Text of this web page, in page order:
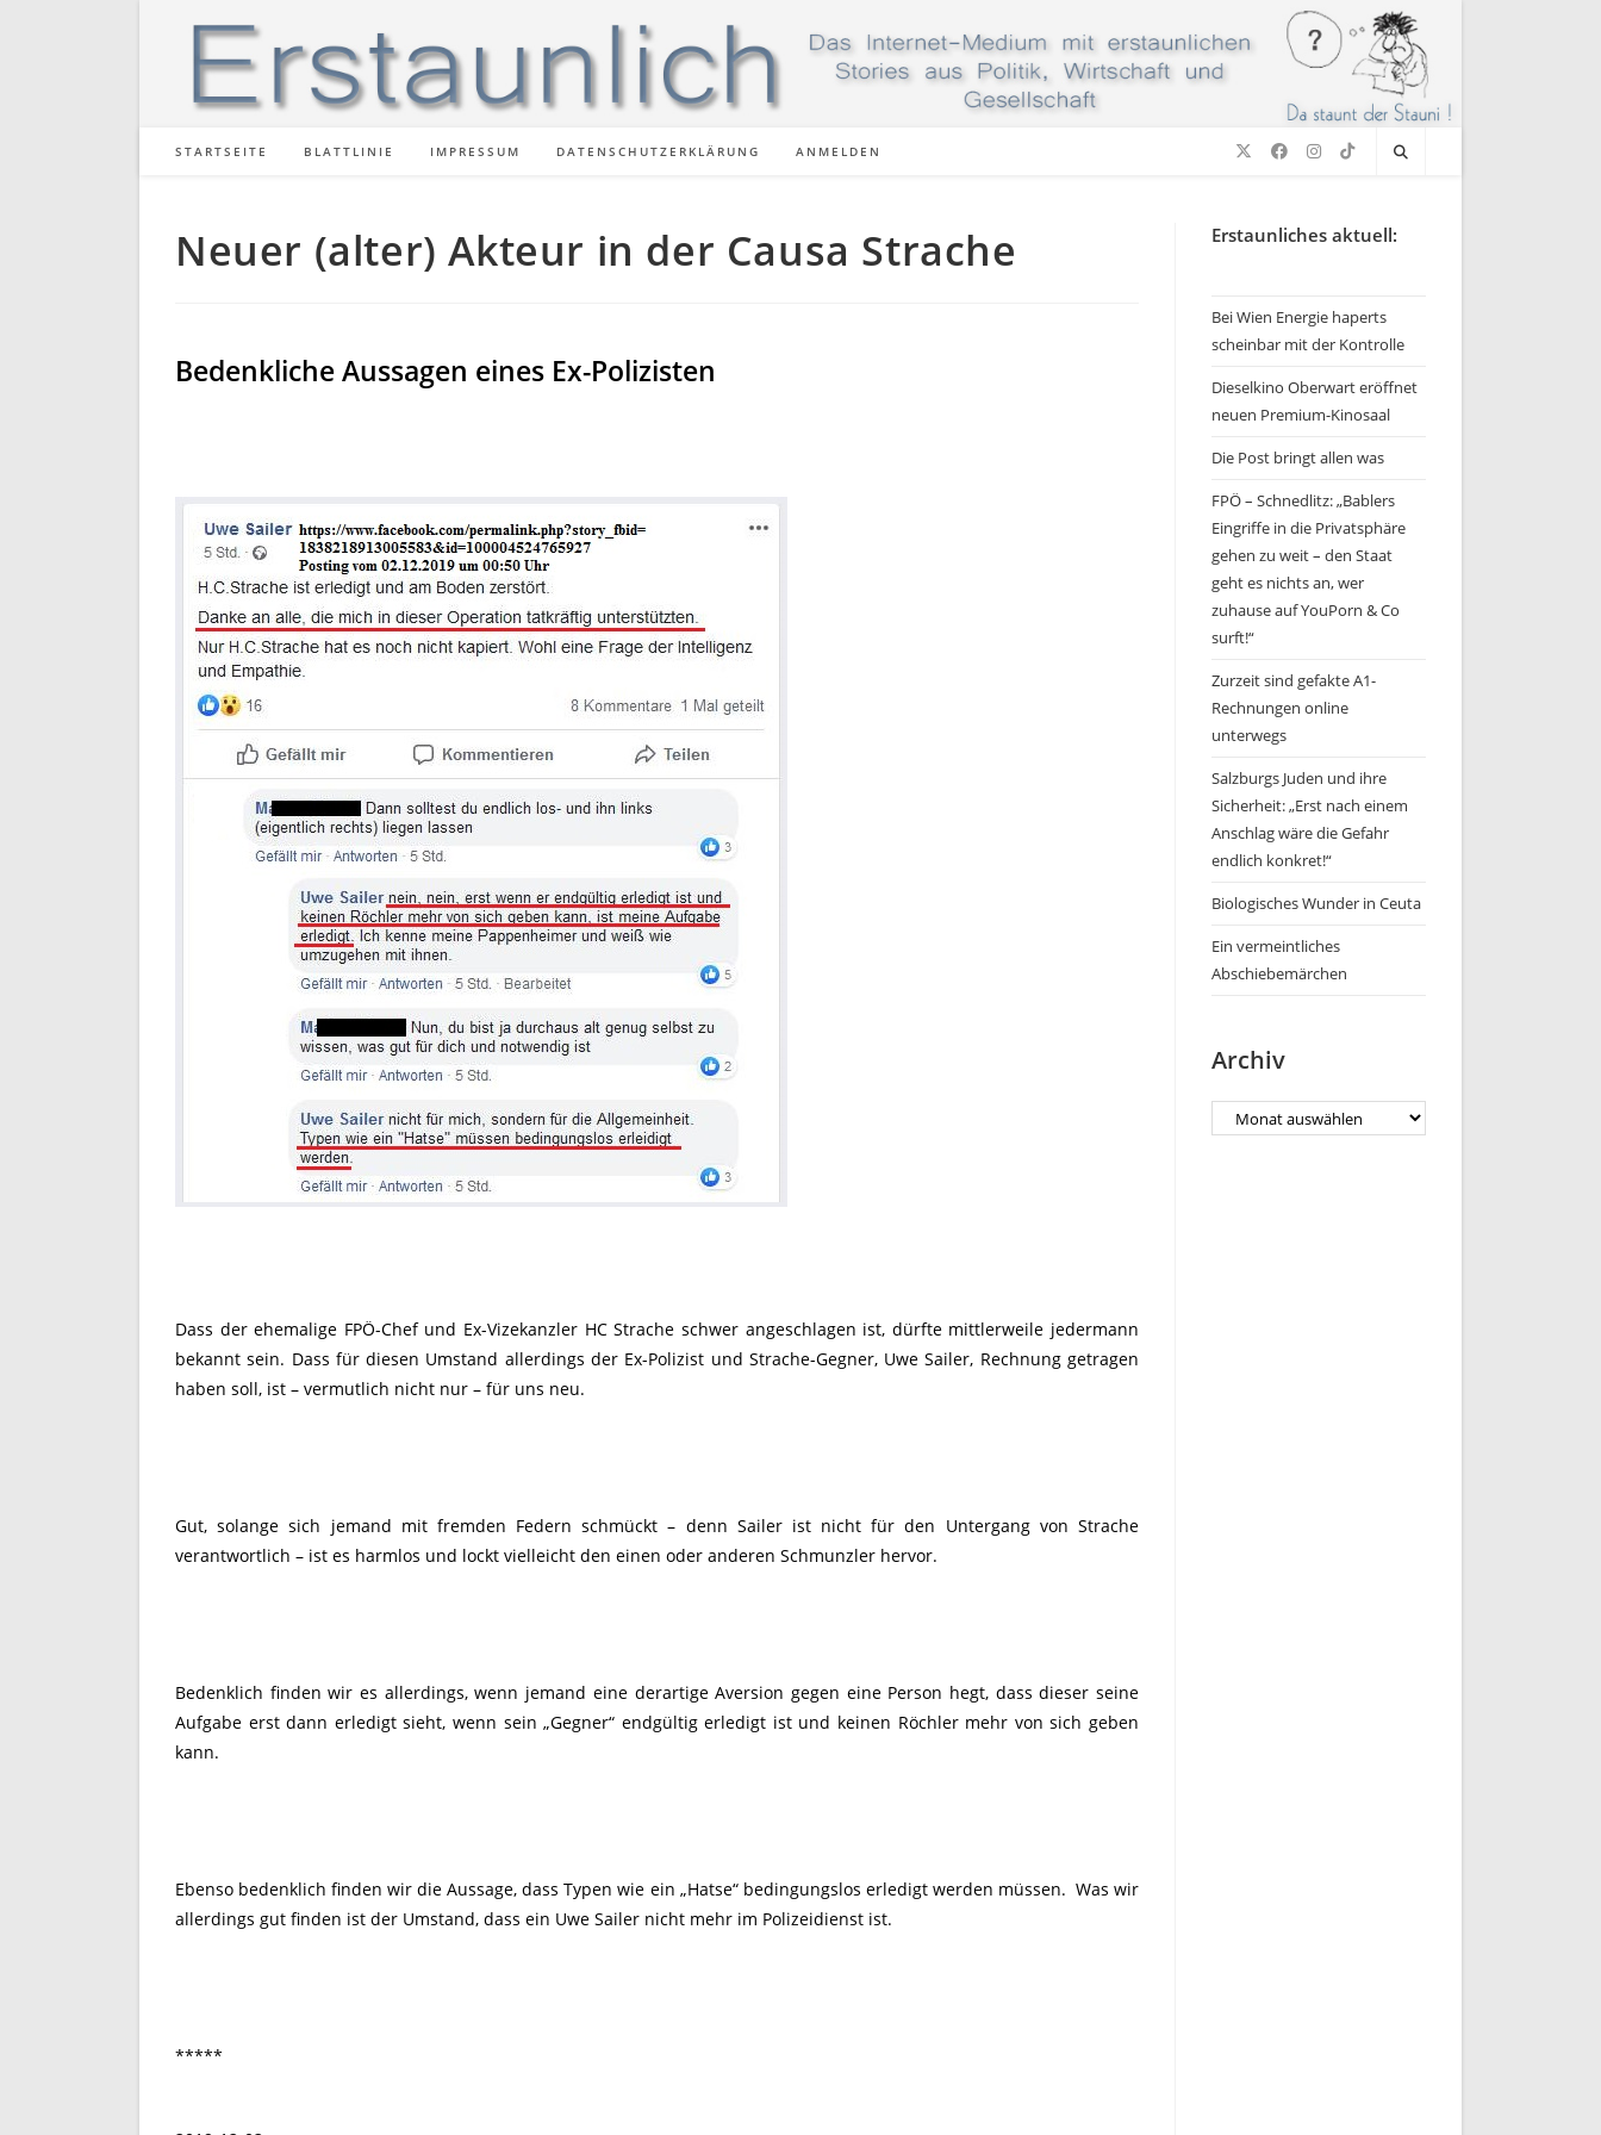
STARTSEITE BLATTLINIE IMPRESSUM DATENSCHUTZERKLÄRUNG ANMELDEN
Neuer (alter) Akteur in der Causa Strache
Bedenkliche Aussagen eines Ex-Polizisten
Dass der ehemalige FPÖ-Chef und Ex-Vizekanzler HC Strache schwer angeschlagen ist, dürfte mittlerweile jedermann
bekannt sein. Dass für diesen Umstand allerdings der Ex-Polizist und Strache-Gegner, Uwe Sailer, Rechnung getragen
haben soll, ist – vermutlich nicht nur – für uns neu.
Gut, solange sich jemand mit fremden Federn schmückt – denn Sailer ist nicht für den Untergang von Strache
verantwortlich – ist es harmlos und lockt vielleicht den einen oder anderen Schmunzler hervor.
Bedenklich finden wir es allerdings, wenn jemand eine derartige Aversion gegen eine Person hegt, dass dieser seine
Aufgabe erst dann erledigt sieht, wenn sein „Gegner“ endgültig erledigt ist und keinen Röchler mehr von sich geben
kann.
Ebenso bedenklich finden wir die Aussage, dass Typen wie ein „Hatse“ bedingungslos erledigt werden müssen. Was wir
allerdings gut finden ist der Umstand, dass ein Uwe Sailer nicht mehr im Polizeidienst ist.
*****
Erstaunliches aktuell:
Bei Wien Energie haperts
scheinbar mit der Kontrolle
Dieselkino Oberwart eröffnet
neuen Premium-Kinosaal
Die Post bringt allen was
FPÖ – Schnedlitz: „Bablers
Eingriffe in die Privatsphäre
gehen zu weit – den Staat
geht es nichts an, wer
zuhause auf YouPorn & Co
surft!“
Zurzeit sind gefakte A1-
Rechnungen online
unterwegs
Salzburgs Juden und ihre
Sicherheit: „Erst nach einem
Anschlag wäre die Gefahr
endlich konkret!“
Biologisches Wunder in Ceuta
Ein vermeintliches
Abschiebemärchen
Archiv
Archiv